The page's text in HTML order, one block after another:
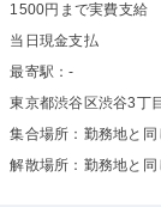
1500円まで実費支給
当日現金支払
最寄駅：-
東京都渋谷区渋谷3丁
集合場所：勤務地と同
解散場所：勤務地と同